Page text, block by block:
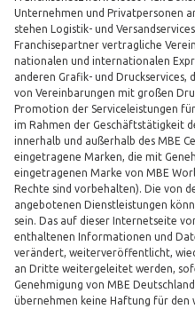
Unternehmen und Privatpersonen
stehen Logistik- und
Franchisepartner vertragliche
nationalen und internationalen
anderen Grafik- und
von Vereinbarungen mit großen
Promotion der Serviceleistungen
im Rahmen der Geschäftstätigkeit
innerhalb und außerhalb des MBE
eingetragene Marken, die mit
eingetragenen Marke von MBE
Rechte sind vorbehalten). Die von
angebotenen Dienstleistungen
sein. Das auf dieser Internetseite
enthaltenen Informationen und
verändert, weiterveröffentlicht,
an Dritte weitergeleitet werden,
Genehmigung von MBE
übernehmen keine Haftung für den